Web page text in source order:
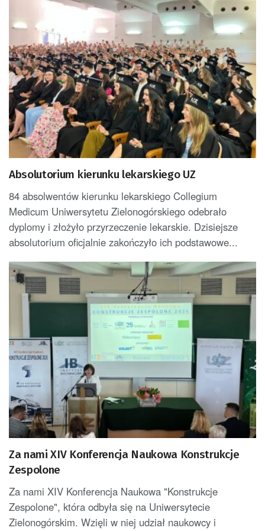
Absolutorium kierunku lekarskiego UZ
84 absolwentów kierunku lekarskiego Collegium
Medicum Uniwersytetu Zielonogórskiego odebrało
dyplomy i złożyło przyrzeczenie lekarskie. Dzisiejsze
absolutorium oficjalnie zakończyło ich podstawowe...
Za nami XIV Konferencja Naukowa Konstrukcje
Zespolone
Za nami XIV Konferencja Naukowa "Konstrukcje
Zespolone", która odbyła się na Uniwersytecie
Zielonogórskim. Wzięli w niej udział naukowcy i